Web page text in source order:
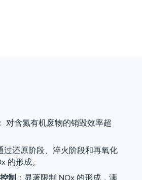
： 对含氮有机废物的销毁效率超
过还原阶段、淬火阶段和再氧化
的形成。